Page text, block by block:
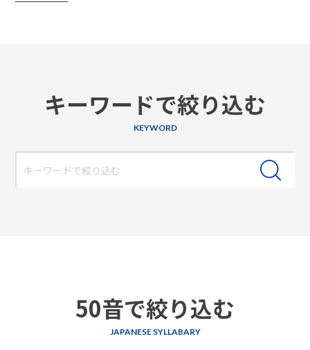
キーワードで絞り込む
KEYWORD
50音で絞り込む
JAPANESE SYLLABARY